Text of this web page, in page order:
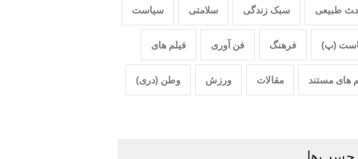
طبیعی سبک زندگی سلامتی سیاست
(پ) فرهنگ فن آوری فیلم های
های مستند مقالات ورزش وطن (دری)